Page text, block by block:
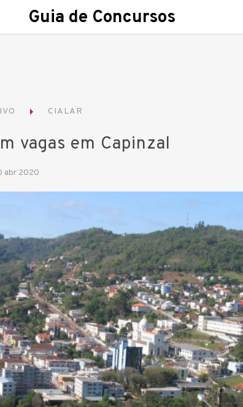
Guia de Concursos
CIALAR
vagas em Capinzal
abr 2020